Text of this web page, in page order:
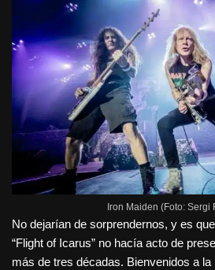
Iron Maiden (Foto: Sergi
No dejarían de sorprendernos, y es
“Flight of Icarus” no hacía acto de
más de tres décadas. Bienvenidos a la